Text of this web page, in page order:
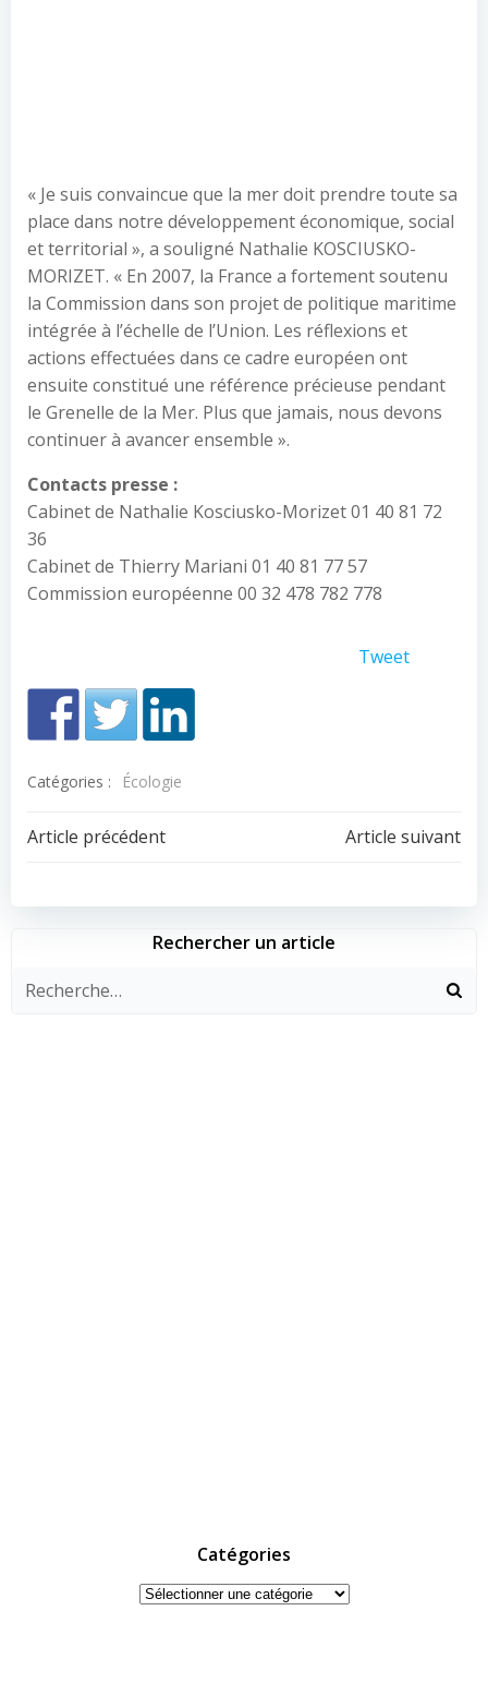
« Je suis convaincue que la mer doit prendre toute sa
place dans notre développement économique, social
et territorial », a souligné Nathalie KOSCIUSKO-
MORIZET. « En 2007, la France a fortement soutenu
la Commission dans son projet de politique maritime
intégrée à l’échelle de l’Union. Les réflexions et
actions effectuées dans ce cadre européen ont
ensuite constitué une référence précieuse pendant
le Grenelle de la Mer. Plus que jamais, nous devons
continuer à avancer ensemble ».
Contacts presse :
Cabinet de Nathalie Kosciusko-Morizet 01 40 81 72
36
Cabinet de Thierry Mariani 01 40 81 77 57
Commission européenne 00 32 478 782 778
Tweet
Catégories : Écologie
Navigation
de
l’article
Article précédent
Navigation
de
l’article
Article suivant
Rechercher un article
Catégories
Catégories